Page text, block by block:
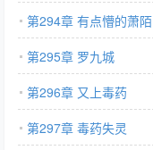
第294章 有点懵的萧陌
第295章 罗九城
第296章 又上毒药
第297章 毒药失灵